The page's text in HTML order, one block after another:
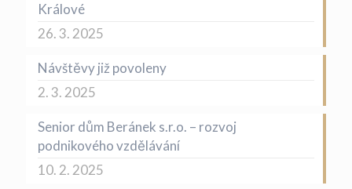
Králové
26. 3. 2025
Návštěvy již povoleny
2. 3. 2025
Senior dům Beránek s.r.o. – rozvoj
podnikového vzdělávání
10. 2. 2025